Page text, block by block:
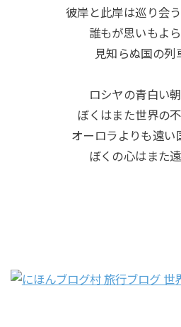
彼岸と此岸は巡り会
誰もが思いもよ
見知らぬ国の列
ロシヤの青白い
ぼくはまた世界の
オーロラよりも遠い
ぼくの心はまた